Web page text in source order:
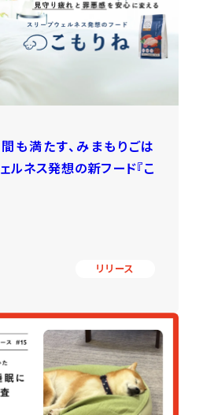
も満たす、みまもりごは
ルネス発想の新フード『こ
リリース